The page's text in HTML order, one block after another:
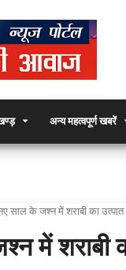
अन्य महत्वपूर्ण खबरें
साल के जश्न में शराबी का उत्पात
में शराबी